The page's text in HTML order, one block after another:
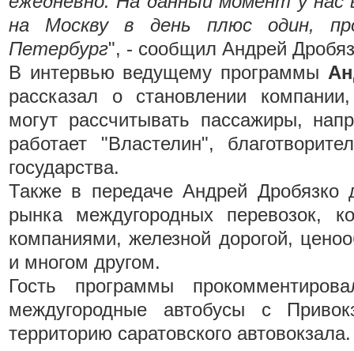
на Москву в день плюс один,
Петербург", - сообщил Андрей
В интервью ведущему программы
рассказал о становлении
могут рассчитывать пассажиры,
работает "Властелин",
государства.
Также в передаче Андрей Дробязко
рынка междугородных перевозок,
компаниями, железной дорогой,
и многом другом.
Гость программы
междугородные автобусы с
территорию саратовского автовокзала.